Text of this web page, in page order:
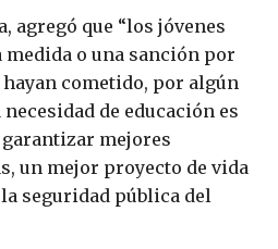
agregó que “los jóvenes
o una sanción por
cometido, por algún
de educación es
mejores
un mejor proyecto de vida
seguridad pública del